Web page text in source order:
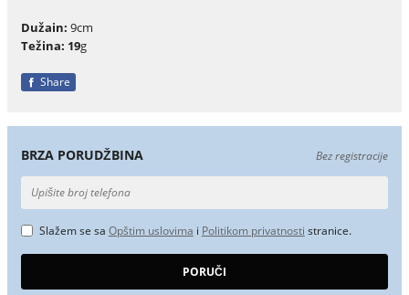
Dužain: 9cm
Težina: 19g
Share
BRZA PORUDŽBINA Bez registracije
Slažem se sa Opštim uslovima i Politikom privatnosti stranice.